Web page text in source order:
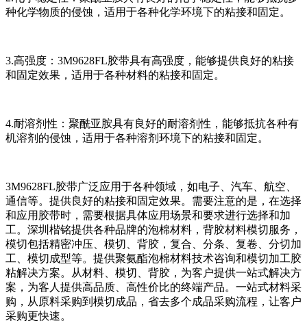
种化学物质的侵蚀，适用于各种化学环境下的粘接和固定。
3.高强度：3M9628FL胶带具有高强度，能够提供良好的粘接
和固定效果，适用于各种材料的粘接和固定。
4.耐溶剂性：聚酰亚胺具有良好的耐溶剂性，能够抵抗各种有
机溶剂的侵蚀，适用于各种溶剂环境下的粘接和固定。
3M9628FL胶带广泛应用于各种领域，如电子、汽车、航空、
通信等。提供良好的粘接和固定效果。需要注意的是，在选择
和应用胶带时，需要根据具体应用场景和要求进行选择和加
工。深圳楷铭提供各种品牌的泡棉材料，背胶材料模切服务，
模切包括精密冲压、模切、背胶，复合、分条、复卷、分切加
工、模切成型等。提供聚氨酯泡棉材料技术咨询和模切加工胶
粘解决方案。从材料、模切、背胶，为客户提供一站式解决方
案，为客人提供高品质、高性价比的终端产品。一站式材料采
购，从原料采购到模切成品，省去多个成品采购流程，让客户
采购更快速。